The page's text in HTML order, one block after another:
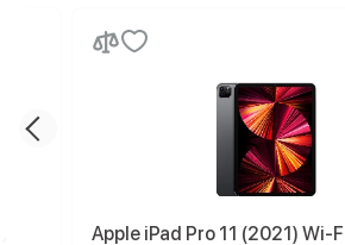
Apple iPad Pro 11 (2021) Wi-